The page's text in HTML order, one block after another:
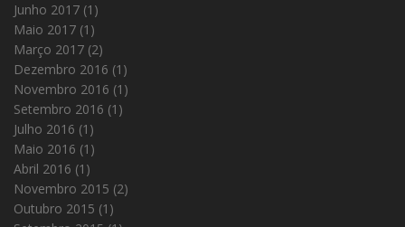
Junho 2017 (1)
Maio 2017 (1)
Março 2017 (2)
Dezembro 2016 (1)
Novembro 2016 (1)
Setembro 2016 (1)
Julho 2016 (1)
Maio 2016 (1)
Abril 2016 (1)
Novembro 2015 (2)
Outubro 2015 (1)